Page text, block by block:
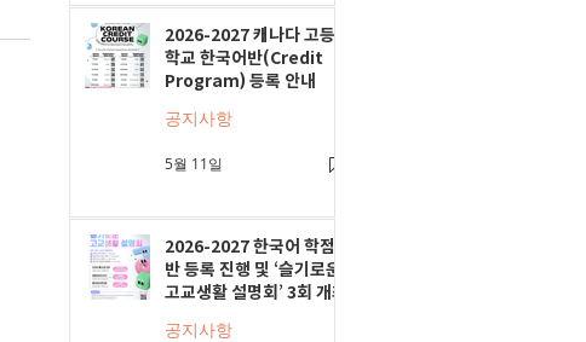
2026-2027 캐나다 고등
학교 한국어반(Credit
Program) 등록 안내
공지사항
5월 11일
2026-2027 한국어 학점
반 등록 진행 및 ‘슬기로운
고교생활 설명회’ 3회 개최
공지사항